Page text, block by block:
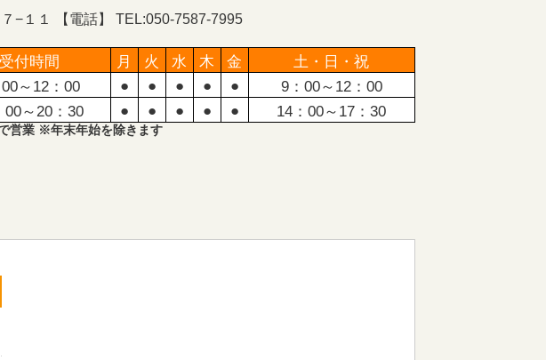
−１１ 【電話】 TEL:050-7587-7995
受付時間 月 火 水 木 金
土・日・祝
～12：00
● ● ● ● ●
9：00～12：00
00～20：30
● ● ● ● ● 14：00～17：30
営業 ※年末年始を除きます